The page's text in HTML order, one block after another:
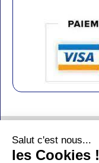
Salut c'est nous...
les Cookies !